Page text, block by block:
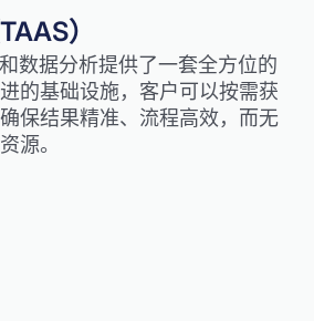
）
数据分析提供了一套全方位的
的基础设施，客户可以按需获
保结果精准、流程高效，而无
源。